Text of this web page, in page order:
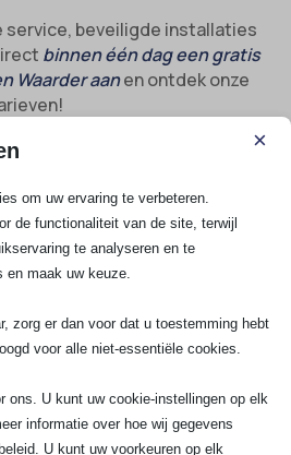
service, beveiligde installaties
binnen één dag een gratis
Waarder aanen ontdek onze
onze diensten
×
om uw ervaring te verbeteren.
de functionaliteit van de site, terwijl
te analyseren en te
maak uw keuze.
zorg er dan voor dat u toestemming hebt
voor alle niet-essentiële cookies.
ons. U kunt uw cookie-instellingen op elk
informatie over hoe wij gegevens
U kunt uw voorkeuren op elk